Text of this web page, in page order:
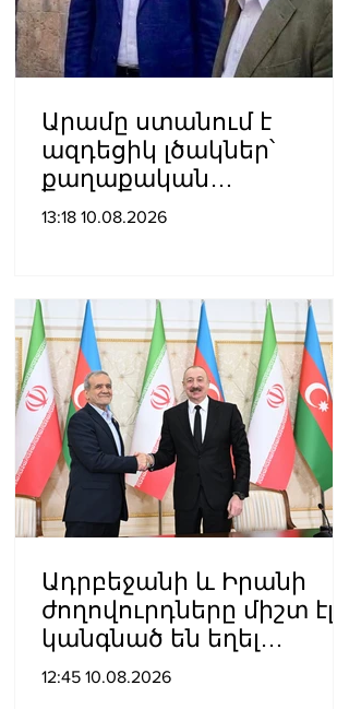
Արամը ստանում է
ազդեցիկ լծակներ՝
քաղաքական
ճնշումներն ու
միջազգային
հանրության
ուշադրությունը
հրավիրելու և հայ
ժողովրդի արժեքային
համակարգը
պաշտպանելու համար
13:18 10.08.2026
Ադրբեջանի և Իրանի
ժողովուրդները միշտ էլ
կանգնած են եղել
միմյանց կողքին նեղ ու
12:45 10.08.2026